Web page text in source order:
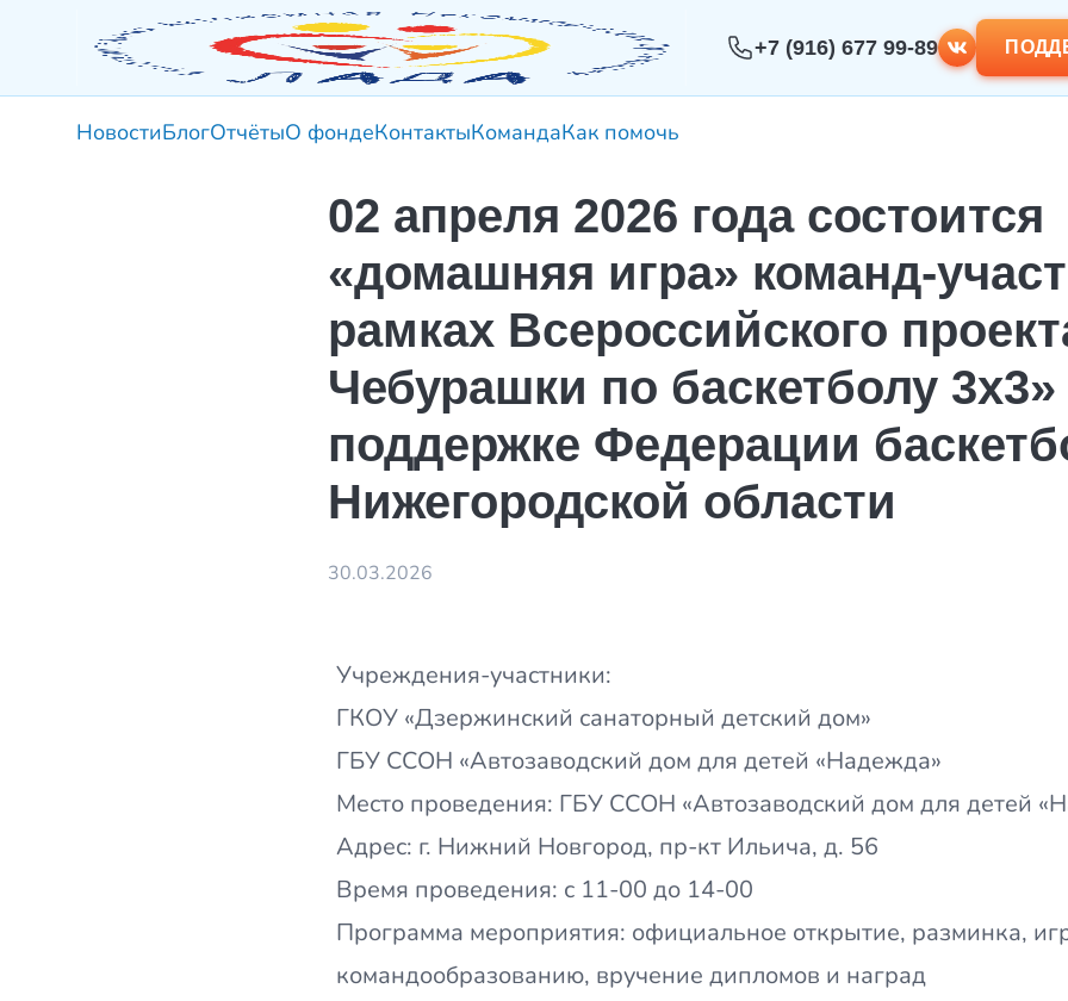
+7 (916) 677 99-89
НовостиБлогОтчётыО фондеКонтактыКомандаКак помочь
02 апреля 2026 года состоится
«домашняя игра» команд-
рамках Всероссийского
Чебурашки по баскетболу
поддержке Федерации
Нижегородской области
30.03.2026
Учреждения-участники:
ГКОУ «Дзержинский санаторный детский дом»
ГБУ ССОН «Автозаводский дом для детей «Надежда»
Место проведения: ГБУ ССОН «Автозаводский дом для детей
Адрес: г. Нижний Новгород, пр-кт Ильича, д. 56
Время проведения: с 11-00 до 14-00
Программа мероприятия: официальное открытие, разминка,
командообразованию, вручение дипломов и наград